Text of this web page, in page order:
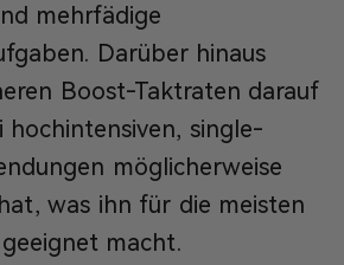
mehrfädige
Darüber hinaus
Boost-Taktraten darauf
hochintensiven, single-
möglicherweise
was ihn für die meisten
macht.